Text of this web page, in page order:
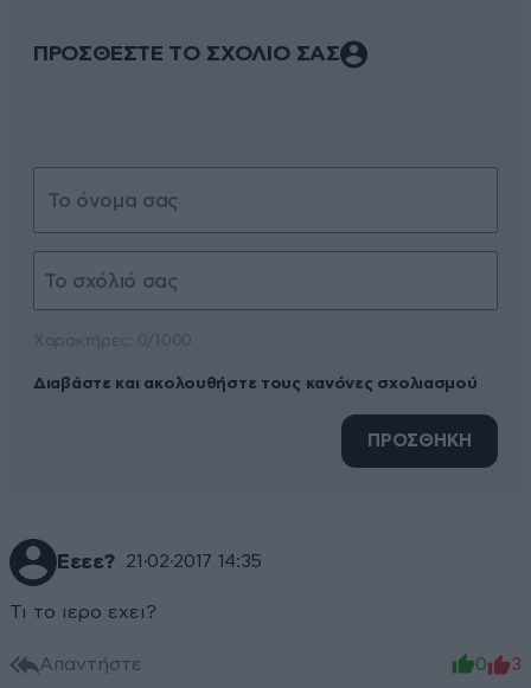
ΠΡΟΣΘΕΣΤΕ ΤΟ ΣΧΟΛΙΟ ΣΑΣ
Διαβάστε και ακολουθήστε τους κανόνες σχολιασμού
ΠΡΟΣΘΗΚΗ
Εεεε? 21·02·2017 14:35
Τι το ιερο εχει?
Απαντήστε 0 3